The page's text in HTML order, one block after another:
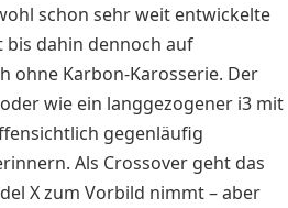
schon sehr weit entwickelte
bis dahin dennoch auf
ohne Karbon-Karosserie. Der
wie ein langgezogener i3 mit
gegenläufig
Als Crossover geht das
X zum Vorbild nimmt – aber